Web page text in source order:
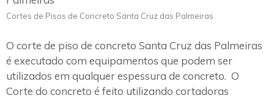
Cortes de Pisos de Concreto Santa Cruz das Palmeiras
O corte de piso de concreto Santa Cruz das Palmeiras
é executado com equipamentos que podem ser
utilizados em qualquer espessura de concreto. O
Corte do concreto é feito utilizando cortadoras